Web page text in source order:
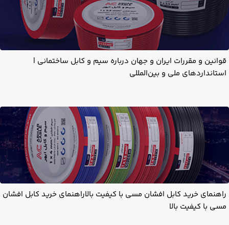
قوانین و مقررات ایران و جهان درباره سیم و کابل ساختمانی |
استانداردهای ملی و بین‌المللی
راهنمای خرید کابل افشان مسی با کیفیت بالاراهنمای خرید کابل افشان
مسی با کیفیت بالا